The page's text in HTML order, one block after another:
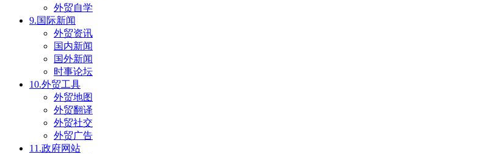
外贸自学
9.国际新闻
外贸资讯
国内新闻
国外新闻
时事论坛
10.外贸工具
外贸地图
外贸翻译
外贸社交
外贸广告
11.政府网站